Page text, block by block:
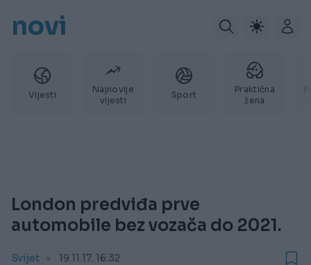
novi
Vijesti
Najnovije
vijesti
Sport
Praktična
žena
London predviđa prve
automobile bez vozača do 2021.
Svijet 19.11.17. 16:32